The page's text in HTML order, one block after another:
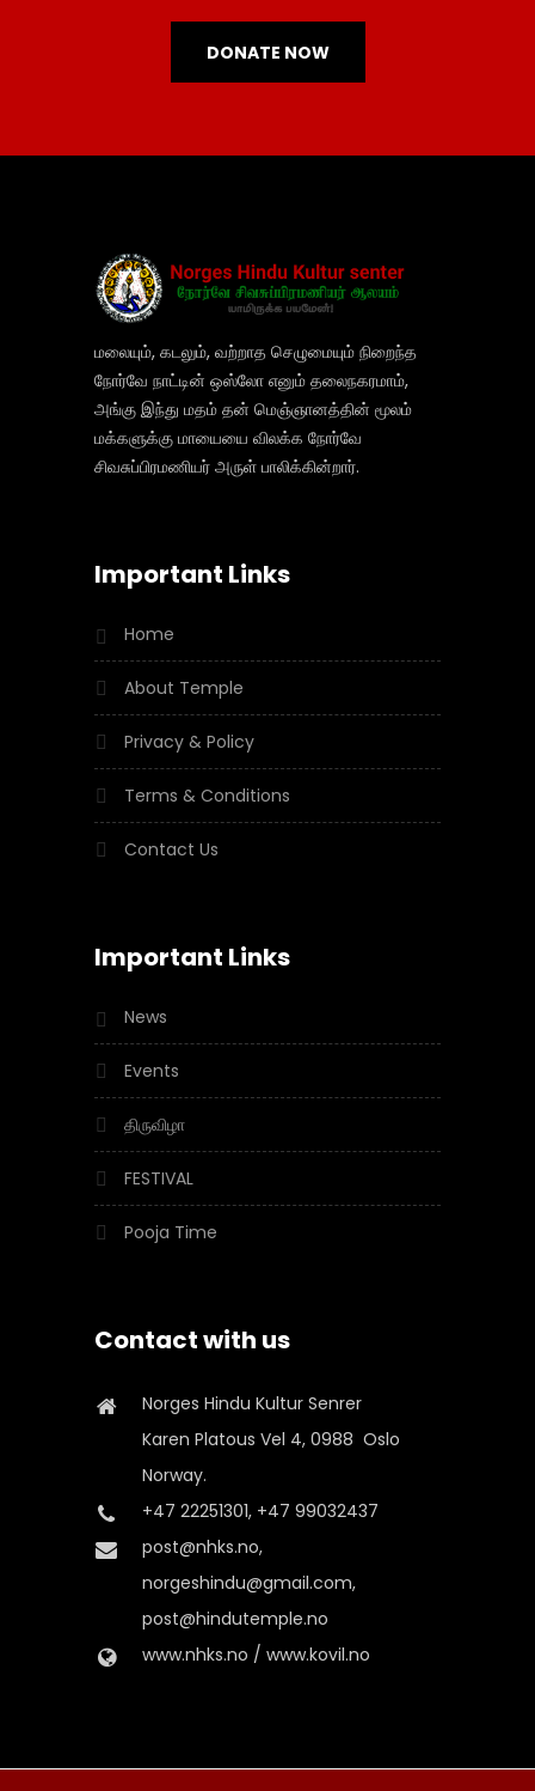
DONATE NOW
மலையும், கடலும், வற்றாத செழுமையும் நிறைந்த
நோர்வே நாட்டின் ஒஸ்லோ எனும் தலைநகரமாம்,
அங்கு இந்து மதம் தன் மெஞ்ஞானத்தின் மூலம்
மக்களுக்கு மாயையை விலக்க நோர்வே
சிவசுப்பிரமணியர் அருள் பாலிக்கின்றார்.
Important Links
Home
About Temple
Privacy & Policy
Terms & Conditions
Contact Us
Important Links
News
Events
திருவிழா
FESTIVAL
Pooja Time
Contact with us
Norges Hindu Kultur Senrer
Karen Platous Vel 4, 0988 Oslo
Norway.
+47 22251301, +47 99032437
post@nhks.no,
norgeshindu@gmail.com,
post@hindutemple.no
www.nhks.no / www.kovil.no